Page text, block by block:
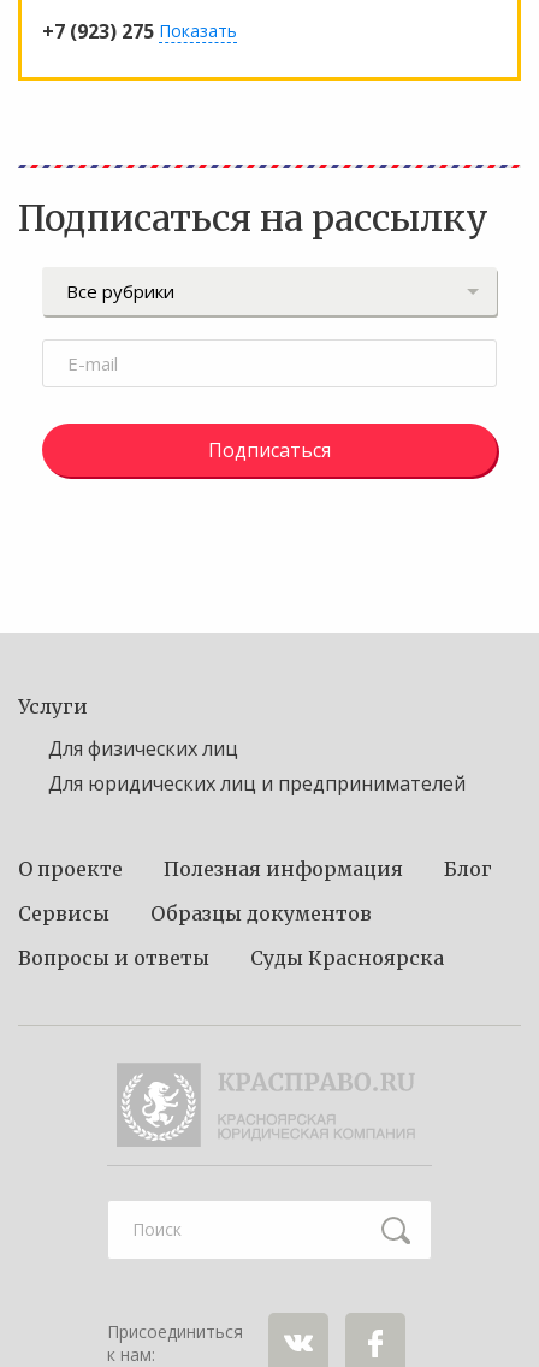
+7 (923) 275 Показать
Подписаться на рассылку
Подписаться
Услуги
Для физических лиц
Для юридических лиц и предпринимателей
О проекте Полезная информация
Блог
Сервисы
Образцы документов
Вопросы и ответы
Суды Красноярска
Присоединиться
к нам: